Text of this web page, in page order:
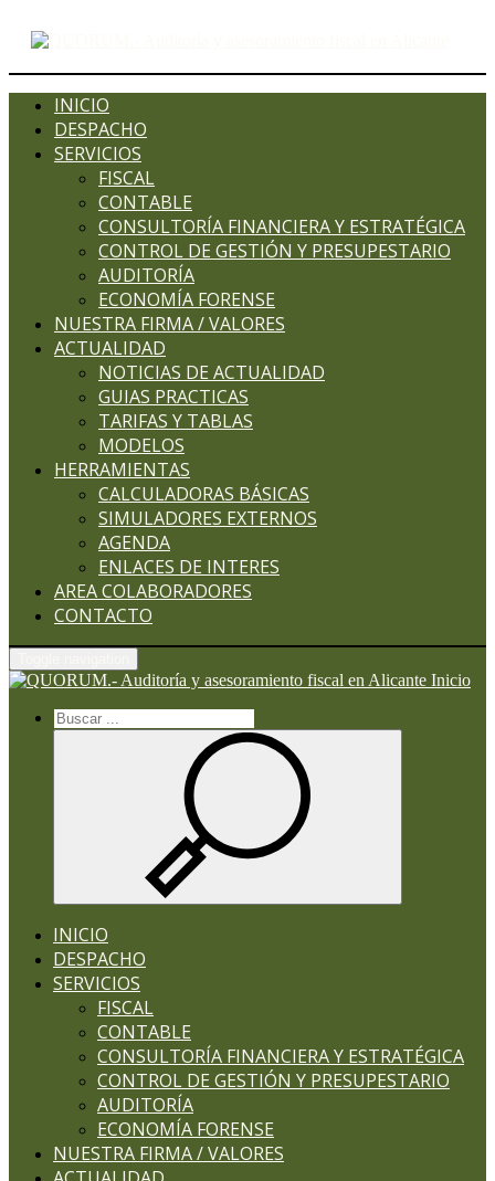
INICIO
DESPACHO
SERVICIOS
FISCAL
CONTABLE
CONSULTORÍA FINANCIERA Y ESTRATÉGICA
CONTROL DE GESTIÓN Y PRESUPESTARIO
AUDITORÍA
ECONOMÍA FORENSE
NUESTRA FIRMA / VALORES
ACTUALIDAD
NOTICIAS DE ACTUALIDAD
GUIAS PRACTICAS
TARIFAS Y TABLAS
MODELOS
HERRAMIENTAS
CALCULADORAS BÁSICAS
SIMULADORES EXTERNOS
AGENDA
ENLACES DE INTERES
AREA COLABORADORES
CONTACTO
Inicio
INICIO
DESPACHO
SERVICIOS
FISCAL
CONTABLE
CONSULTORÍA FINANCIERA Y ESTRATÉGICA
CONTROL DE GESTIÓN Y PRESUPESTARIO
AUDITORÍA
ECONOMÍA FORENSE
NUESTRA FIRMA / VALORES